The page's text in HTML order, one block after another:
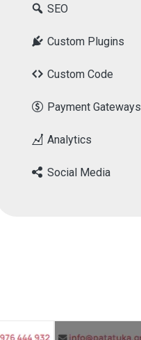
SEO
Custom Plugins
Custom Code
Payment Gateways
Analytics
Social Media